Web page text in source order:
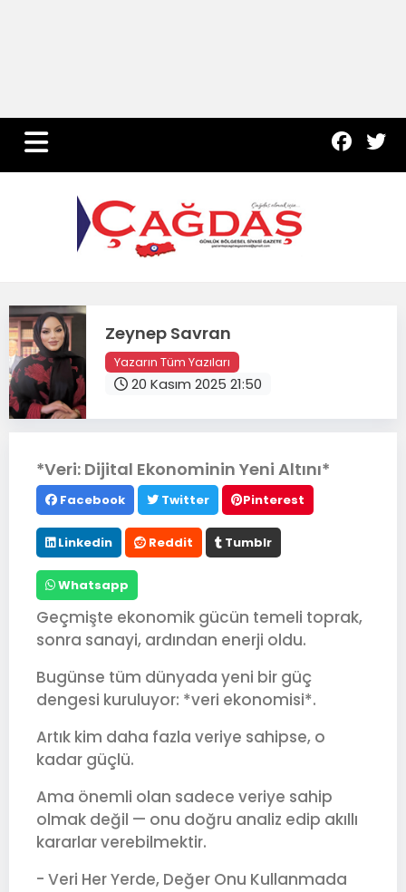
Teknoloji
Zeynep Savran
Yazarın Tüm Yazıları
20 Kasım 2025 21:50
*Veri: Dijital Ekonominin Yeni Altını*
Facebook Twitter Pinterest
Linkedin Reddit Tumblr
Whatsapp
Geçmişte ekonomik gücün temeli toprak,
sonra sanayi, ardından enerji oldu.
Bugünse tüm dünyada yeni bir güç
dengesi kuruluyor: *veri ekonomisi*.
Artık kim daha fazla veriye sahipse, o
kadar güçlü.
Ama önemli olan sadece veriye sahip
olmak değil — onu doğru analiz edip akıllı
kararlar verebilmektir.
- Veri Her Yerde, Değer Onu Kullanmada